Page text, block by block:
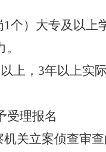
个）大专及以
上，3年以上实
受理报名
关立案侦查审查